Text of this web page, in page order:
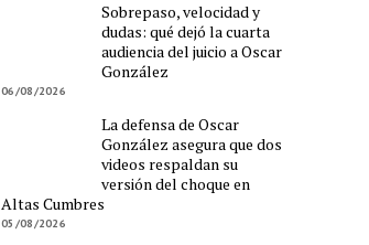
Sobrepaso, velocidad y
dudas: qué dejó la cuarta
audiencia del juicio a Oscar
González
06/08/2026
La defensa de Oscar
González asegura que dos
videos respaldan su
versión del choque en
Altas Cumbres
05/08/2026